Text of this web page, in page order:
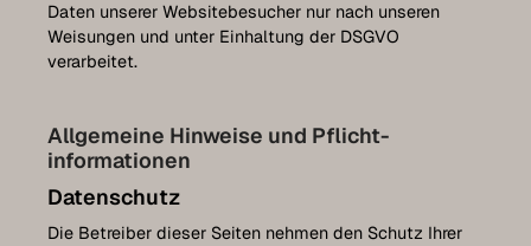
Daten unserer Websitebesucher nur nach unseren
Weisungen und unter Einhaltung der DSGVO
verarbeitet.
Allgemeine Hinweise und Pflicht­
informationen
Datenschutz
Die Betreiber dieser Seiten nehmen den Schutz Ihrer